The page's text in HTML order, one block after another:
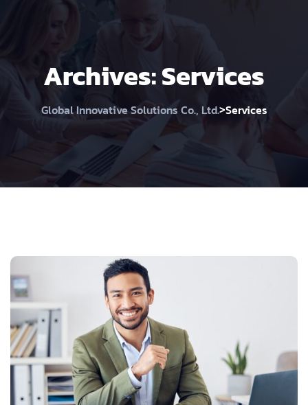
Archives:Services
Global Innovative Solutions Co., Ltd.>Services